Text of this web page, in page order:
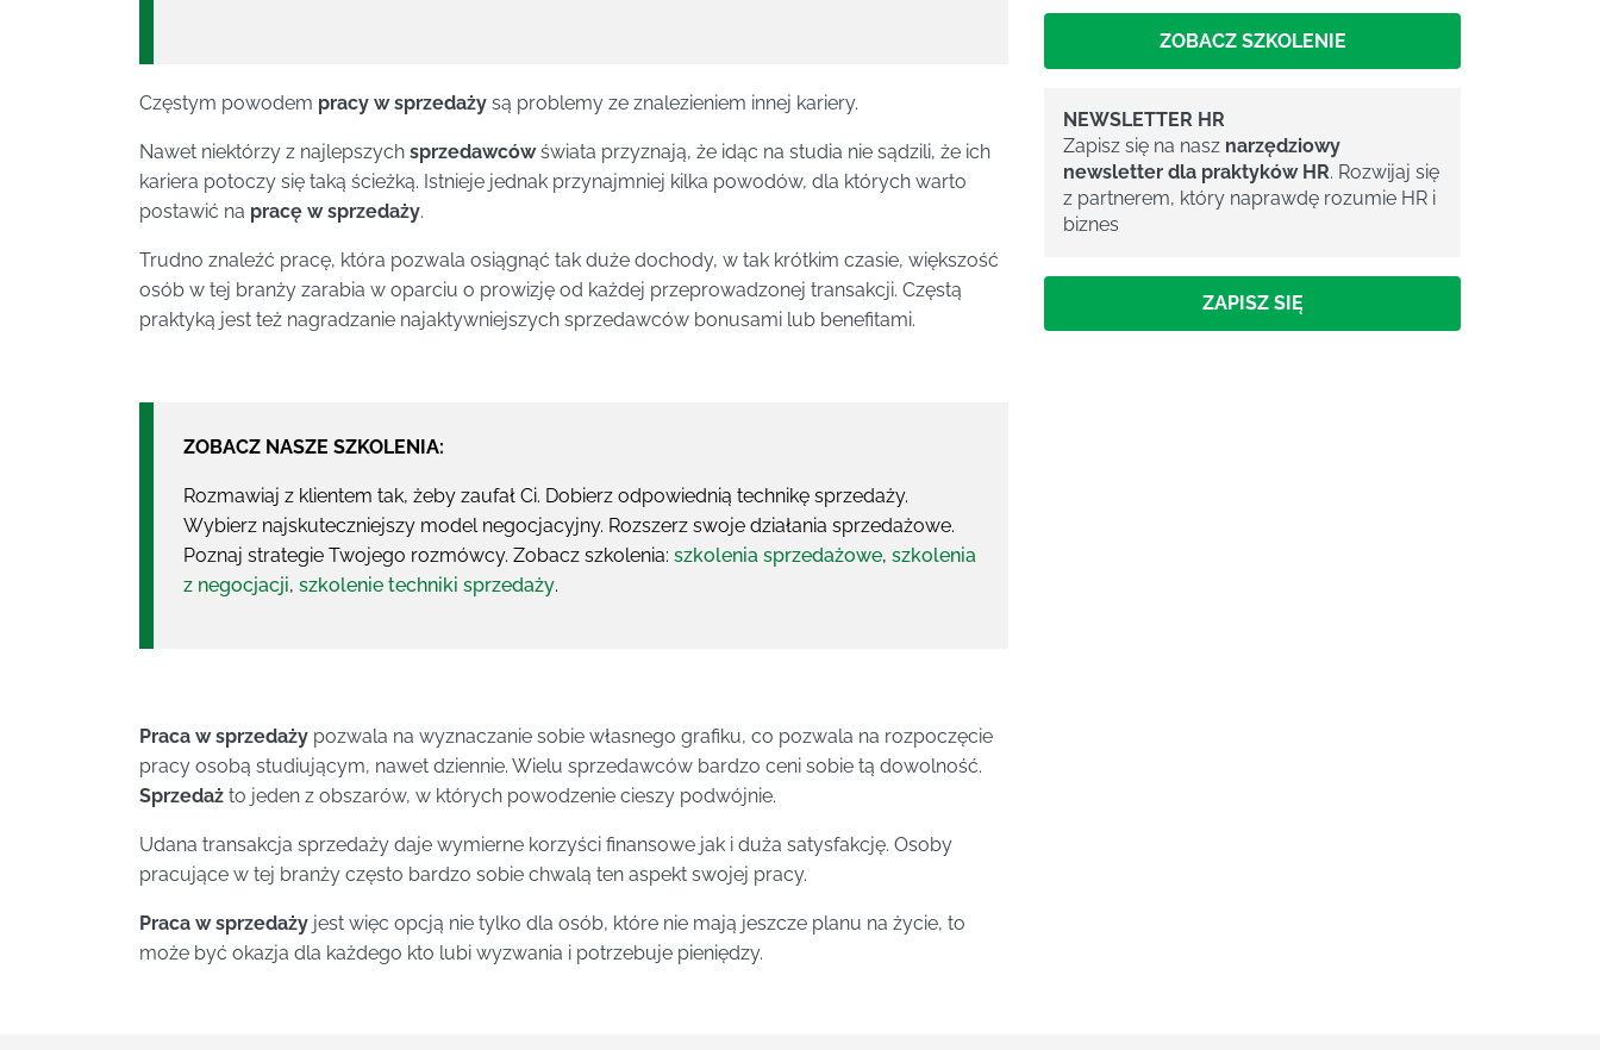
Częstym powodem pracy w sprzedaży są problemy ze znalezieniem innej kariery.
Nawet niektórzy z najlepszych sprzedawcówświata przyznają, że idąc na studia nie sądzili, że ich
kariera potoczy się taką ścieżką. Istnieje jednak przynajmniej kilka powodów, dla których warto
postawić na pracę w sprzedaży.
Trudno znaleźć pracę, która pozwala osiągnąć tak duże dochody, w tak krótkim czasie, większość
osób w tej branży zarabia w oparciu o prowizję od każdej przeprowadzonej transakcji. Częstą
praktyką jest też nagradzanie najaktywniejszych sprzedawców bonusami lub benefitami.
ZOBACZ NASZE SZKOLENIA:
Rozmawiaj z klientem tak, żeby zaufał Ci. Dobierz odpowiednią technikę sprzedaży.
Wybierz najskuteczniejszy model negocjacyjny. Rozszerz swoje działania sprzedażowe.
Poznaj strategie Twojego rozmówcy. Zobacz szkolenia: szkolenia sprzedażowe, szkolenia
z negocjacji, szkolenie techniki sprzedaży.
Praca w sprzedaży pozwala na wyznaczanie sobie własnego grafiku, co pozwala na rozpoczęcie
pracy osobą studiującym, nawet dziennie. Wielu sprzedawców bardzo ceni sobie tą dowolność.
Sprzedaż to jeden z obszarów, w których powodzenie cieszy podwójnie.
Udana transakcja sprzedaży daje wymierne korzyści finansowe jak i duża satysfakcję. Osoby
pracujące w tej branży często bardzo sobie chwalą ten aspekt swojej pracy.
Praca w sprzedaży jest więc opcją nie tylko dla osób, które nie mają jeszcze planu na życie, to
może być okazja dla każdego kto lubi wyzwania i potrzebuje pieniędzy.
ZOBACZ SZKOLENIE
NEWSLETTER HR
Zapisz się na nasz narzędziowy
newsletter dla praktyków HR. Rozwijaj się
z partnerem, który naprawdę rozumie HR i
biznes
ZAPISZ SIĘ